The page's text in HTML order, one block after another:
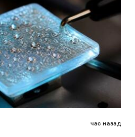
час назад